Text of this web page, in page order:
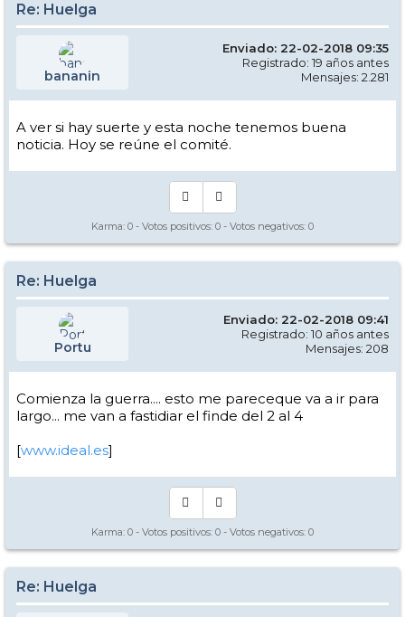
Re: Huelga
bananin
Enviado: 22-02-2018 09:35
Registrado: 19 años antes
Mensajes: 2.281
A ver si hay suerte y esta noche tenemos buena
noticia. Hoy se reúne el comité.
Karma: 0 - Votos positivos: 0 - Votos negativos: 0
Re: Huelga
Portu
Enviado: 22-02-2018 09:41
Registrado: 10 años antes
Mensajes: 208
Comienza la guerra.... esto me pareceque va a ir para
largo... me van a fastidiar el finde del 2 al 4
[www.ideal.es]
Karma: 0 - Votos positivos: 0 - Votos negativos: 0
Re: Huelga